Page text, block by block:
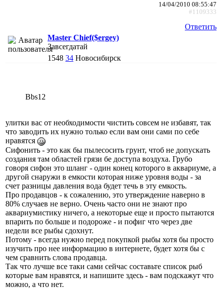
14/04/2010 08:55:47
#1109333
Ответить
Master Chief($ergey)
Завсегдатай
1548 34 Новосибирск
Bbs12
улитки вас от необходимости чистить совсем не избавят, так
что заводить их нужно только если вам они сами по себе
нравятся
Сифонить - это как бы пылесосить грунт, чтоб не допускать
создания там областей грязи бе доступа воздуха. Грубо
говоря сифон это шланг - один конец которого в аквариуме, а
другой снаружи в емкости которая ниже уровня воды - за
счет разницы давления вода будет течь в эту емкость.
Про продавцов - к сожалению, это утверждение наверно в
80% случаев не верно. Очень часто они не знают про
аквариумистику ничего, а некоторые еще и просто пытаются
впарить по больше и подороже - и пофиг что через две
недели все рыбы сдохнут.
Потому - всегда нужно перед покупкой рыбы хотя бы просто
изучить про нее информацию в интернете, будет хотя бы с
чем сравнить слова продавца.
Так что лучше все таки сами сейчас составьте список рыб
которые вам нравятся, и напишите здесь - вам подскажут что
можно, а что нет.